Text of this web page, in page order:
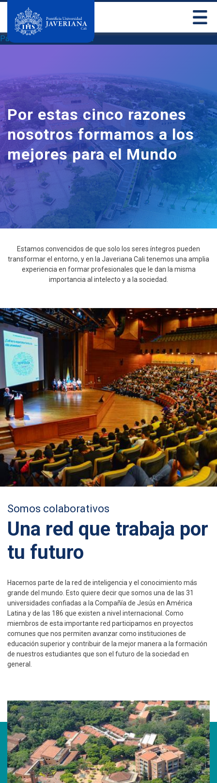
Pasar al contenido principal
Por estas cinco razones
nosotros formamos a los
mejores para el Mundo
Estamos convencidos de que solo los seres íntegros pueden
transformar el entorno, y en la Javeriana Cali tenemos una amplia
experiencia en formar profesionales que le dan la misma
importancia al intelecto y a la sociedad.
Somos colaborativos
Una red que trabaja por
tu futuro
Hacemos parte de la red de inteligencia y el conocimiento más
grande del mundo. Esto quiere decir que somos una de las 31
universidades confiadas a la Compañía de Jesús en América
Latina y de las 186 que existen a nivel internacional. Como
miembros de esta importante red participamos en proyectos
comunes que nos permiten avanzar como instituciones de
educación superior y contribuir de la mejor manera a la formación
de nuestros estudiantes que son el futuro de la sociedad en
general.